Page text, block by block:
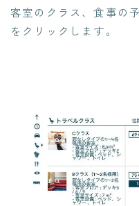
客室のクラス、食事の
をクリックします。